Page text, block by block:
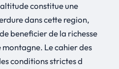
constitue une
dans cette region,
beneficier de la richesse
Le cahier des
conditions strictes d